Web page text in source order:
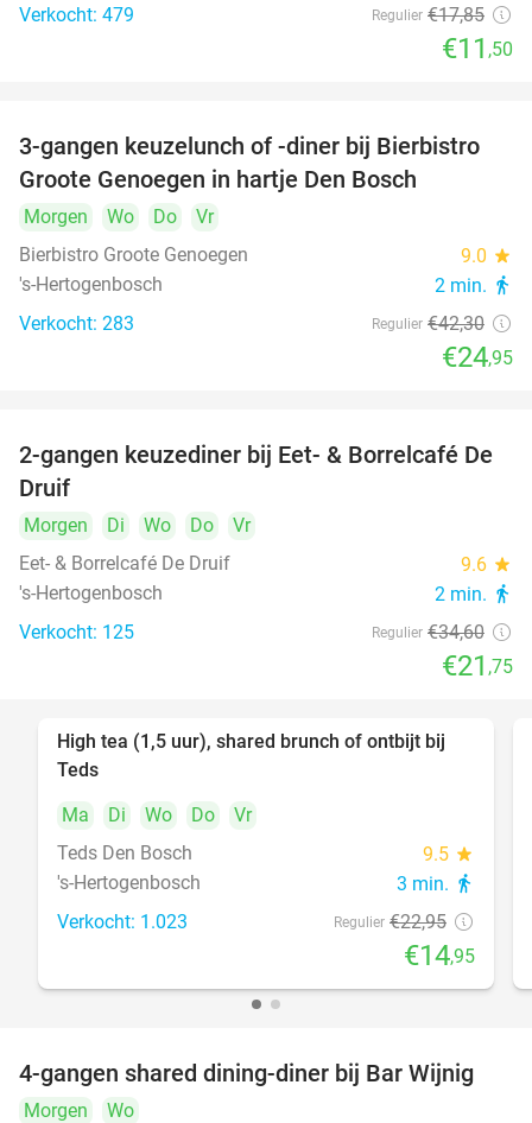
Verkocht: 479 Regulier €17,85
€11 ,50
41%
3-gangen keuzelunch of -diner bij Bierbistro
Groote Genoegen in hartje Den Bosch
Morgen Wo Do
Vr
Bierbistro Groote Genoegen
9.0 star
's-Hertogenbosch 2 min. directions_walk
Verkocht: 283 Regulier €42,30
€24,95
37%
2-gangen keuzediner bij Eet- & Borrelcafé De
Druif
Morgen Di Wo Do
Vr
Eet- & Borrelcafé De Druif
9.6 star
's-Hertogenbosch 2 min. directions_walk
Verkocht: 125 Regulier €34,60
€21 ,75
35%
High tea (1,5 uur), shared brunch of ontbijt bij
Teds
Ma
Di Wo Do
Vr
Teds Den Bosch
9.5 star
's-Hertogenbosch 3 min. directions_walk
Verkocht: 1.023 Regulier €22,95
€14,95
45%
4-gangen shared dining-diner bij Bar Wijnig
Morgen
Wo